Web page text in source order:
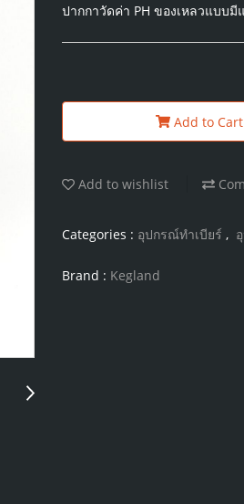
ปากกาวัดค่า PH ของเหลวแบบมี
Add to Cart
Add to wishlist
Categories : อุปกรณ์ทำเบียร์ ,
Brand : Kegland